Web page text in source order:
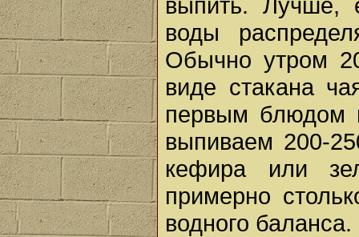
воды
Обычно утром
виде стакана
первым блюдом
выпиваем 200-
кефира или
примерно
водного баланса.